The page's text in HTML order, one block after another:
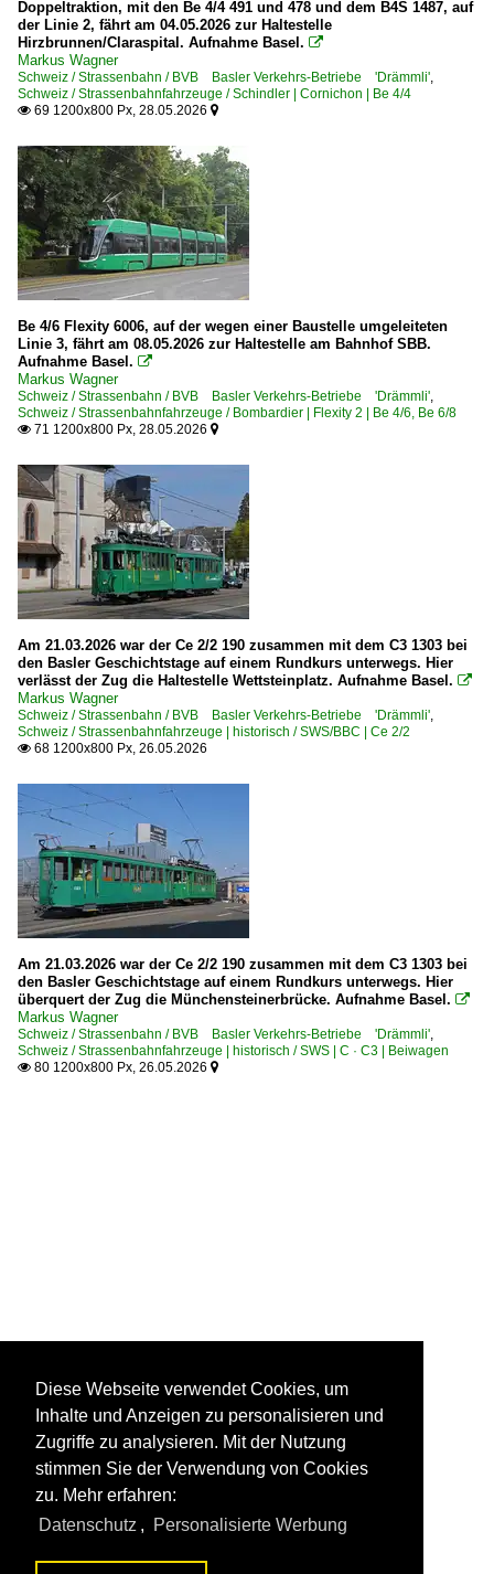
Doppeltraktion, mit den Be 4/4 491 und 478 und dem B4S 1487, auf
der Linie 2, fährt am 04.05.2026 zur Haltestelle
Hirzbrunnen/Claraspital. Aufnahme Basel. 
Markus Wagner
Schweiz / Strassenbahn / BVB Basler Verkehrs-Betriebe 'Drämmli',
Schweiz / Strassenbahnfahrzeuge / Schindler | Cornichon | Be 4/4
 69 1200x800 Px, 28.05.2026 
Be 4/6 Flexity 6006, auf der wegen einer Baustelle umgeleiteten
Linie 3, fährt am 08.05.2026 zur Haltestelle am Bahnhof SBB.
Aufnahme Basel. 
Markus Wagner
Schweiz / Strassenbahn / BVB Basler Verkehrs-Betriebe 'Drämmli',
Schweiz / Strassenbahnfahrzeuge / Bombardier | Flexity 2 | Be 4/6, Be 6/8
 71 1200x800 Px, 28.05.2026 
Am 21.03.2026 war der Ce 2/2 190 zusammen mit dem C3 1303 bei
den Basler Geschichtstage auf einem Rundkurs unterwegs. Hier
verlässt der Zug die Haltestelle Wettsteinplatz. Aufnahme Basel. 
Markus Wagner
Schweiz / Strassenbahn / BVB Basler Verkehrs-Betriebe 'Drämmli',
Schweiz / Strassenbahnfahrzeuge | historisch / SWS/BBC | Ce 2/2
 68 1200x800 Px, 26.05.2026
Am 21.03.2026 war der Ce 2/2 190 zusammen mit dem C3 1303 bei
den Basler Geschichtstage auf einem Rundkurs unterwegs. Hier
überquert der Zug die Münchensteinerbrücke. Aufnahme Basel. 
Markus Wagner
Schweiz / Strassenbahn / BVB Basler Verkehrs-Betriebe 'Drämmli',
Schweiz / Strassenbahnfahrzeuge | historisch / SWS | C · C3 | Beiwagen
 80 1200x800 Px, 26.05.2026 
Diese Webseite verwendet Cookies, um
Inhalte und Anzeigen zu personalisieren und
Zugriffe zu analysieren. Mit der Nutzung
stimmen Sie der Verwendung von Cookies
zu. Mehr erfahren:
Datenschutz , Personalisierte Werbung